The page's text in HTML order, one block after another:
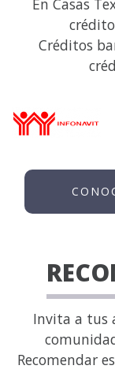
En Casas
Créditos
Invita a tus
Recomendar